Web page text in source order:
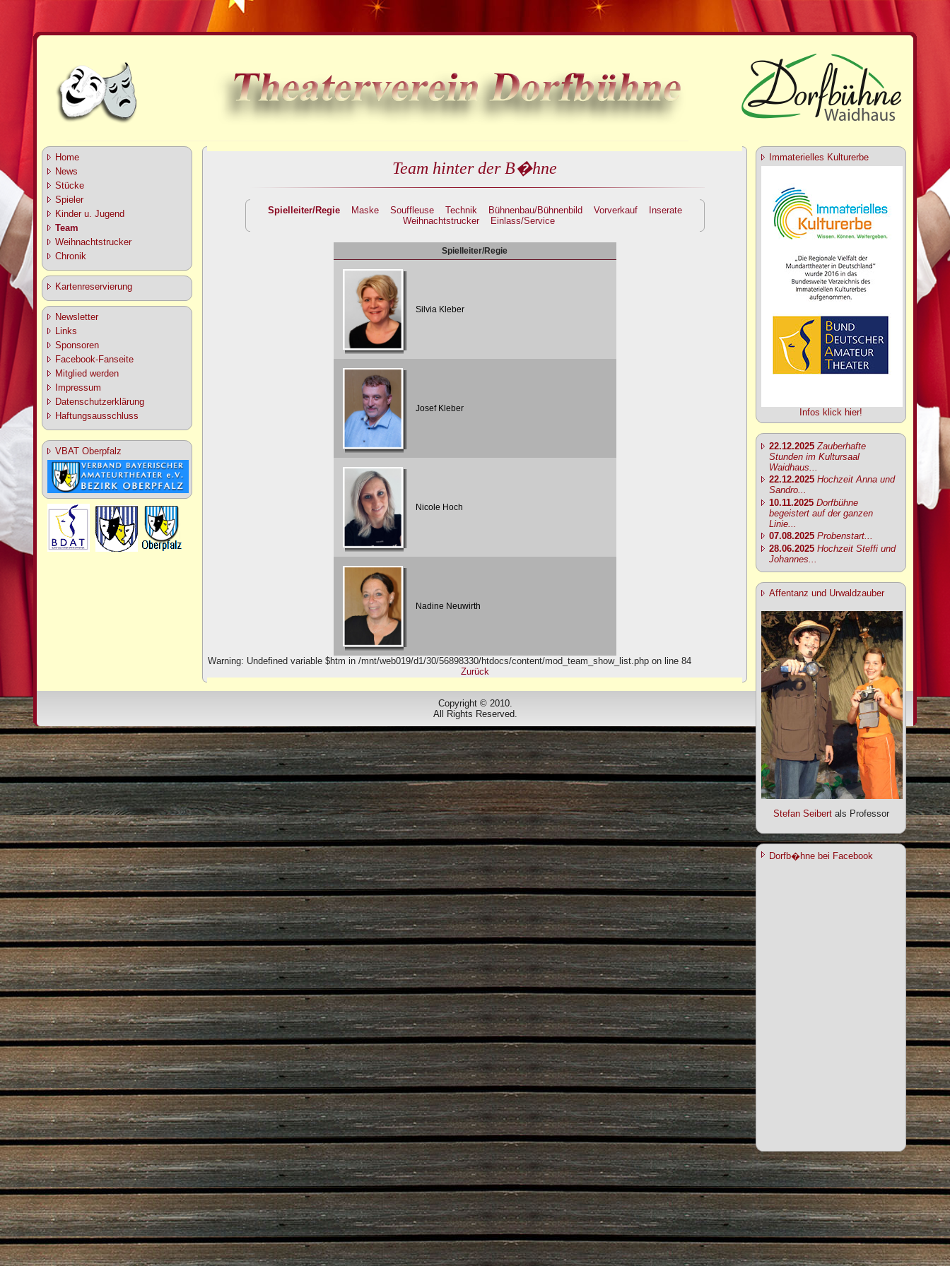
Home
News
Stücke
Spieler
Kinder u. Jugend
Team
Weihnachtstrucker
Chronik
Kartenreservierung
Newsletter
Links
Sponsoren
Facebook-Fanseite
Mitglied werden
Impressum
Datenschutzerklärung
Haftungsausschluss
VBAT Oberpfalz
Team hinter der B�hne
Spielleiter/Regie Maske Souffleuse Technik Bühnenbau/Bühnenbild Vorverkauf
Inserate
Weihnachtstrucker
Einlass/Service
Spielleiter/Regie
Silvia Kleber
Josef Kleber
Nicole Hoch
Nadine Neuwirth
Warning: Undefined variable $htm in /mnt/web019/d1/30/56898330/htdocs/content/mod_team_show_list.php on line 84
Zurück
Immaterielles Kulturerbe
Infos klick hier!
22.12.2025 Zauberhafte
Stunden im Kultursaal
Waidhaus...
22.12.2025 Hochzeit Anna und
Sandro...
10.11.2025 Dorfbühne
begeistert auf der ganzen
Linie...
07.08.2025 Probenstart...
28.06.2025 Hochzeit Steffi und
Johannes...
Affentanz und Urwaldzauber
Stefan Seibertals Professor
Dorfb�hne bei Facebook
Copyright © 2010.
All Rights Reserved.
Designed bywww.dorfbuehne.de